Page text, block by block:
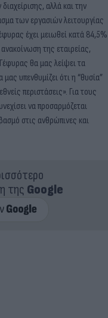
αλλά και την
των εργασιών λειτουργίας
έχει μειωθεί κατά 84,5%
της εταιρείας,
θα μας λείψει τα
υπενθυμίζει ότι η “θυσία”
περιστάσεις». Για τους
να προσαρμόζεται
στις ανθρώπινες και
της Google